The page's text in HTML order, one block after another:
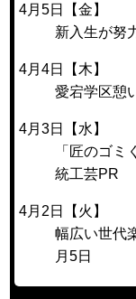
4月5日【金】
新入生が努
4月4日【木】
愛宕学区憩
4月3日【水】
「匠のゴ
統工芸PR
4月2日【火】
幅広い世代
月5日